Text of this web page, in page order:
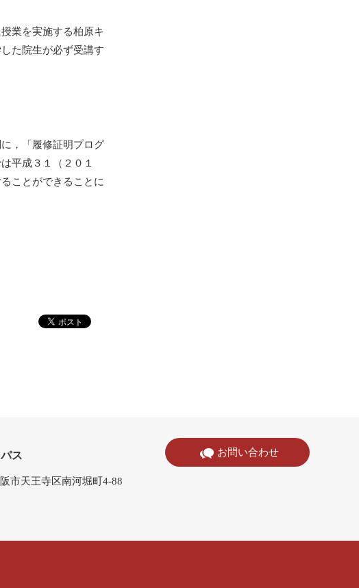
業を実施する柏原キ
た院生が必ず受講す
，「履修証明プログ
平成３１（２０１
ことができることに
ス
市天王寺区南河堀町4-88
お問い合わせ